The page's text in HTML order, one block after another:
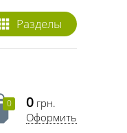
Разделы
0 0 грн.
Оформить